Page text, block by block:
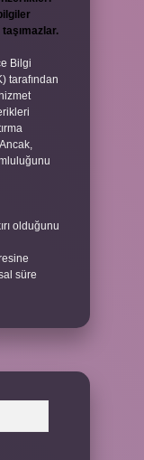
Bilgi
tarafından
olduğunu
süre